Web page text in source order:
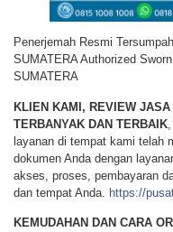
Penerjemah Resmi
SUMATERA Authorized
SUMATERA
KLIEN KAMI, REVIEW
TERBANYAK DAN TERBAIK
layanan di tempat kami telah
dokumen Anda dengan
akses, proses, pembayaran
dan tempat Anda. https://
KEMUDAHAN DAN CARA